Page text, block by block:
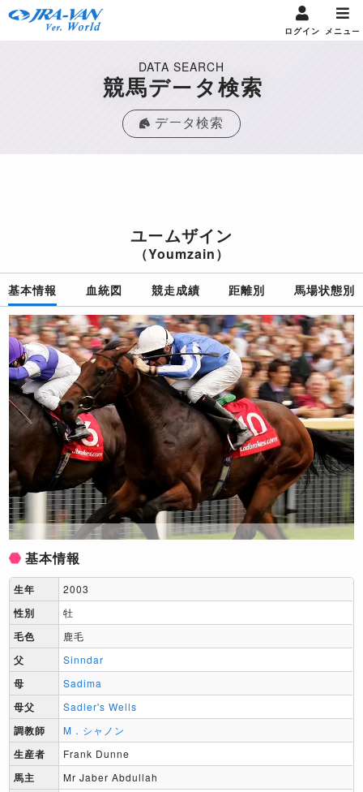
ログイン メニュー
DATA SEARCH
競馬データ検索
データ検索
ユームザイン
（Youmzain）
基本情報 血統図 競走成績 距離別 馬場状態別
基本情報
生年 2003
性別 牡
毛色 鹿毛
父 Sinndar
母 Sadima
母父 Sadler's Wells
調教師 M．シャノン
生産者 Frank Dunne
馬主 Mr Jaber Abdullah